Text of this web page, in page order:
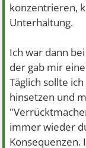
konzentrieren,
Unterhaltung.
Ich war dann
der gab mir
Täglich sollte
hinsetzen und
immer wieder